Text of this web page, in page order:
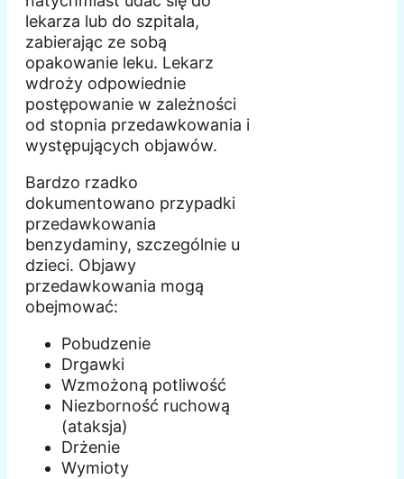
lekarza lub do szpitala,
zabierając ze sobą
opakowanie leku. Lekarz
wdroży odpowiednie
postępowanie w zależności
od stopnia przedawkowania i
występujących objawów.
Bardzo rzadko
dokumentowano przypadki
przedawkowania
benzydaminy, szczególnie u
dzieci. Objawy
przedawkowania mogą
obejmować:
Pobudzenie
Drgawki
Wzmożoną potliwość
Niezborność ruchową
(ataksja)
Drżenie
Wymioty